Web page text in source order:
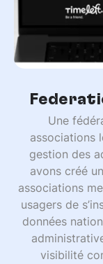
Une
associations
gestion des
avons créé
associations
usagers de
données
visibilité